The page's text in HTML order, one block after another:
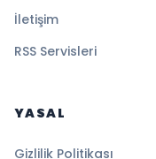
İletişim
RSS Servisleri
YASAL
Gizlilik Politikası